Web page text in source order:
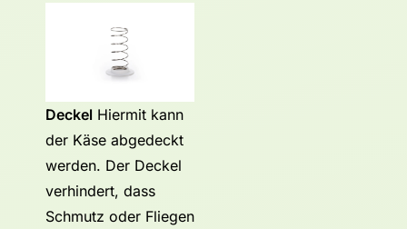
Deckel Hiermit kann
der Käse abgedeckt
werden. Der Deckel
verhindert, dass
Schmutz oder Fliegen